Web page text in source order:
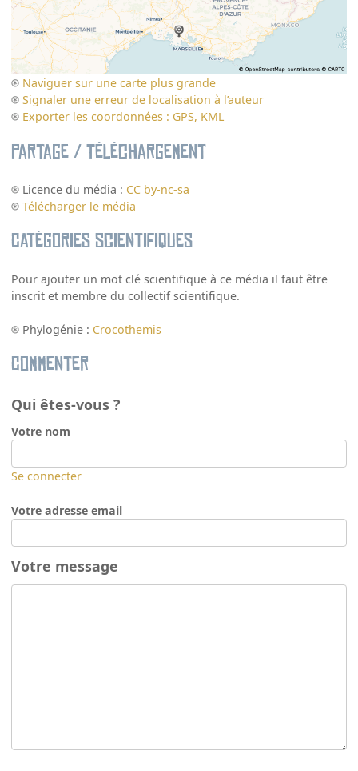
Naviguer sur une carte plus grande
Signaler une erreur de localisation à l’auteur
Exporter les coordonnées : GPS, KML
Partage / Téléchargement
Licence du média : CC by-nc-sa
Télécharger le média
Catégories scientifiques
Pour ajouter un mot clé scientifique à ce média il faut être
inscrit et membre du collectif scientifique.
Phylogénie : Crocothemis
Commenter
Qui êtes-vous ?
Votre nom
Se connecter
Votre adresse email
Votre message